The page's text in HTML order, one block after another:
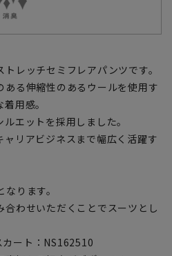
レッチセミフレアパンツです。
ある伸縮性のあるウールを使用す
用感。
エットを採用しました。
リアビジネスまで幅広く活躍す
ります。
わせいただくことでスーツとし
ート：NS162510